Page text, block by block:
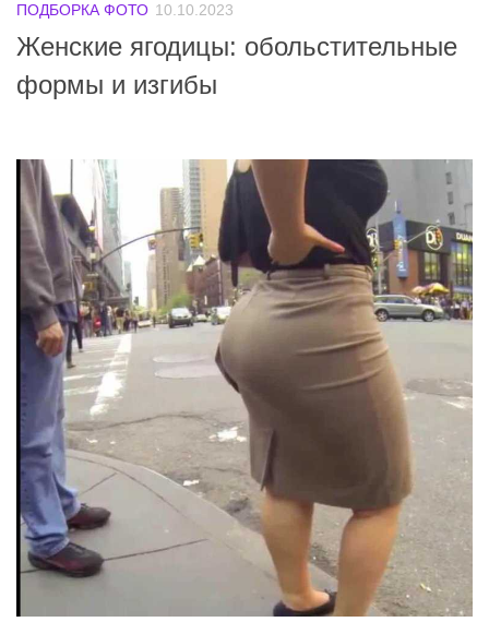
ПОДБОРКА ФОТО 10.10.2023
Женские ягодицы: обольстительные
формы и изгибы